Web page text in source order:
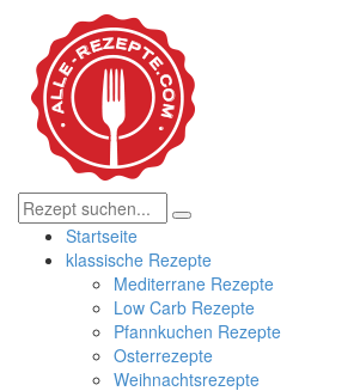
Startseite
klassische Rezepte
Mediterrane Rezepte
Low Carb Rezepte
Pfannkuchen Rezepte
Osterrezepte
Weihnachtsrezepte